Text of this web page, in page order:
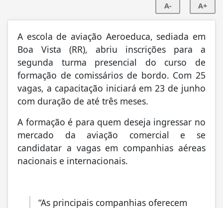
A- A+
A escola de aviação Aeroeduca, sediada em
Boa Vista (RR), abriu inscrições para a
segunda turma presencial do curso de
formação de comissários de bordo. Com 25
vagas, a capacitação iniciará em 23 de junho
com duração de até três meses.
A formação é para quem deseja ingressar no
mercado da aviação comercial e se
candidatar a vagas em companhias aéreas
nacionais e internacionais.
“As principais companhias oferecem